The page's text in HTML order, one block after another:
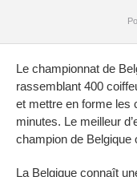
Le championnat de
rassemblant 400
et mettre en forme les
minutes. Le meilleur
champion de Belgique
La Belgique connaît